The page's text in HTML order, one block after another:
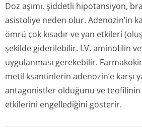
Doz aşımı, şiddetli hipotansiyon,
asistoliye neden olur. Adenozin’in
ömrü çok kısadır ve yan etkileri
şekilde giderilebilir. İ.V. aminofilin
uygulanması gerekebilir.
metil ksantinlerin adenozin’e karşı
antagonistler olduğunu ve teofilinin
etkilerini engellediğini gösterir.